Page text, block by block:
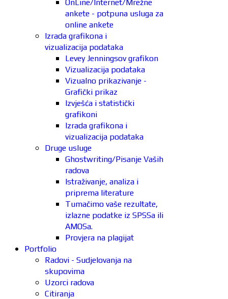
OnLine/Internet/Mrežne
ankete - potpuna usluga za
online ankete
Izrada grafikona i
vizualizacija podataka
Levey Jenningsov grafikon
Vizualizacija podataka
Vizualno prikazivanje -
Grafički prikaz
Izvješća i statistički
grafikoni
Izrada grafikona i
vizualizacija podataka
Druge usluge
Ghostwriting/Pisanje Vaših
radova
Istraživanje, analiza i
priprema literature
Tumačimo vaše rezultate,
izlazne podatke iz SPSSa ili
AMOSa.
Provjera na plagijat
Portfolio
Radovi - Sudjelovanja na
skupovima
Uzorci radova
Citiranja